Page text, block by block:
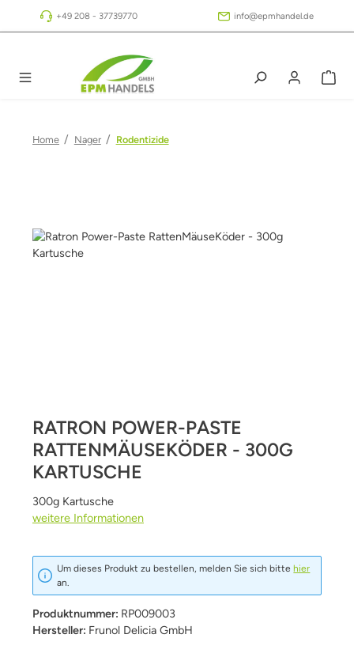
Zum Hauptinhalt springen
+49 208 - 37739770 info@epmhandel.de
Home / Nager / Rodentizide
Bildergalerie überspringen
RATRON POWER-PASTE
RATTENMÄUSEKÖDER - 300G
KARTUSCHE
300g Kartusche
weitere Informationen
Um dieses Produkt zu bestellen, melden Sie sich bitte hier
an.
Produktnummer: RP009003
Hersteller: Frunol Delicia GmbH